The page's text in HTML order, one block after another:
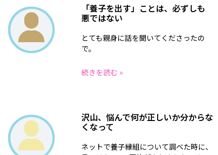
「養子を出す」ことは、必ずしも
悪ではない
とても親身に話を聞いてくださったの
で。
続きを読む »
沢山、悩んで何が正しいか分からな
くなって
ネットで養子縁組について調べた時に、